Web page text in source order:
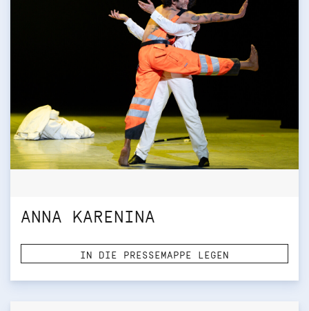
ANNA KARENINA
IN DIE PRESSEMAPPE LEGEN